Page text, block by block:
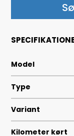
Model
Type
Variant
Kilometer kørt